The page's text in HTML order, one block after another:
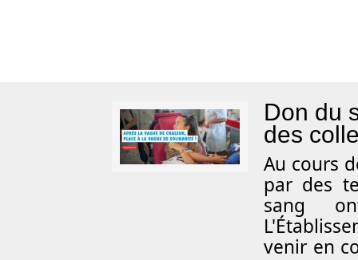
Don du
des
Au cours
par des
sang
venir en